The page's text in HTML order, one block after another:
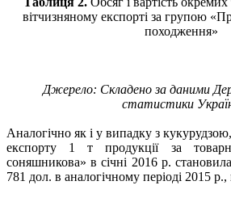
вітчизняному експорті за групою
походження»
Джерело: Складено за даними
статистики
Аналогічно як і у випадку з
експорту 1 т продукції за
соняшникова» в січні 2016 р.
781 дол. в аналогічному періоді 2015